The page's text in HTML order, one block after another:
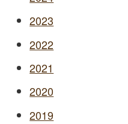
2023
2022
2021
2020
2019